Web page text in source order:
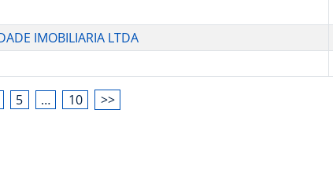
IMOBILIARIA LTDA
5 … 10 >>